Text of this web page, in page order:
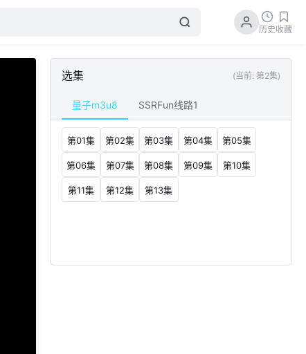
历史收藏
选集 (当前: 第2集)
量子m3u8 SSRFun线路1
第01集 第02集 第03集 第04集 第05集
第06集 第07集 第08集 第09集 第10集
第11集 第12集 第13集